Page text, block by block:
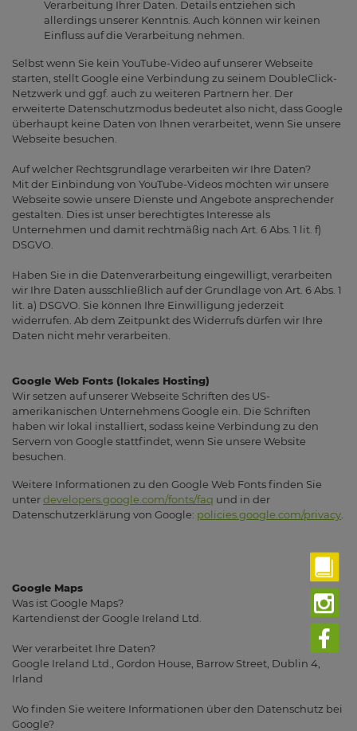
Verarbeitung Ihrer Daten. Details entziehen sich
allerdings unserer Kenntnis. Auch können wir keinen
Einfluss auf die Verarbeitung nehmen.
Selbst wenn Sie kein YouTube-Video auf unserer Webseite
starten, stellt Google eine Verbindung zu seinem DoubleClick-
Netzwerk und ggf. auch zu weiteren Partnern her. Der
erweiterte Datenschutzmodus bedeutet also nicht, dass Google
überhaupt keine Daten von Ihnen verarbeitet, wenn Sie unsere
Webseite besuchen.
Auf welcher Rechtsgrundlage verarbeiten wir Ihre Daten?
Mit der Einbindung von YouTube-Videos möchten wir unsere
Webseite sowie unsere Dienste und Angebote ansprechender
gestalten. Dies ist unser berechtigtes Interesse als
Unternehmen und damit rechtmäßig nach Art. 6 Abs. 1 lit. f)
DSGVO.
Haben Sie in die Datenverarbeitung eingewilligt, verarbeiten
wir Ihre Daten ausschließlich auf der Grundlage von Art. 6 Abs. 1
lit. a) DSGVO. Sie können Ihre Einwilligung jederzeit
widerrufen. Ab dem Zeitpunkt des Widerrufs dürfen wir Ihre
Daten nicht mehr verarbeiten.
Google Web Fonts (lokales Hosting)
Wir setzen auf unserer Webseite Schriften des US-
amerikanischen Unternehmens Google ein. Die Schriften
haben wir lokal installiert, sodass keine Verbindung zu den
Servern von Google stattfindet, wenn Sie unsere Website
besuchen.
Weitere Informationen zu den Google Web Fonts finden Sie
unterdevelopers.google.com/fonts/faq und in der
Datenschutzerklärung von Google: policies.google.com/privacy
Google Maps
Was ist Google Maps?
Kartendienst der Google Ireland Ltd.
Wer verarbeitet Ihre Daten?
Google Ireland Ltd., Gordon House, Barrow Street, Dublin 4,
Irland
Wo finden Sie weitere Informationen über den Datenschutz bei
Google?